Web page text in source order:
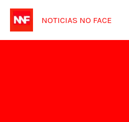
para
NOTICIAS NO FACE